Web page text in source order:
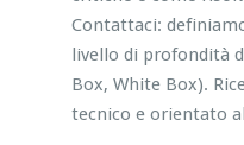
Contattaci:
livello di profondità
Box, White Box).
tecnico e orientato